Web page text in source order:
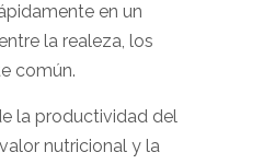
en un
la realeza, los
común.
la productividad del
nutricional y la